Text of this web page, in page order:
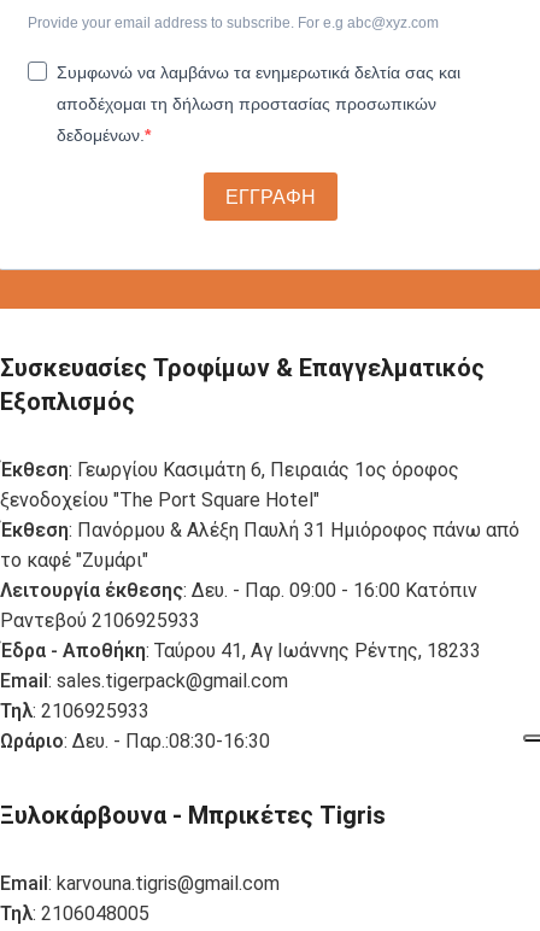
Provide your email address to subscribe. For e.g abc@xyz.com
Συμφωνώ να λαμβάνω τα ενημερωτικά δελτία σας και
αποδέχομαι τη δήλωση προστασίας προσωπικών
δεδομένων.
ΕΓΓΡΑΦΗ
Συσκευασίες Τροφίμων & Επαγγελματικός
Εξοπλισμός
Έκθεση: Γεωργίου Κασιμάτη 6, Πειραιάς 1ος όροφος
ξενοδοχείου "The Port Square Hotel"
Έκθεση: Πανόρμου & Αλέξη Παυλή 31 Ημιόροφος πάνω από
το καφέ "Ζυμάρι"
Λειτουργία έκθεσης: Δευ. - Παρ. 09:00 - 16:00 Κατόπιν
Ραντεβού 2106925933
Έδρα - Αποθήκη: Ταύρου 41, Αγ Ιωάννης Ρέντης, 18233
Email: sales.tigerpack@gmail.com
Τηλ: 2106925933
Ωράριο: Δευ. - Παρ.:08:30-16:30
Ξυλοκάρβουνα - Μπρικέτες Tigris
Email: karvouna.tigris@gmail.com
Τηλ: 2106048005